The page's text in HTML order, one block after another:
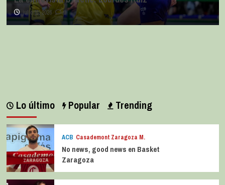
julio 11, 2026 0
Lo último Popular Trending
ACB Casademont Zaragoza M.
No news, good news en Basket
Zaragoza